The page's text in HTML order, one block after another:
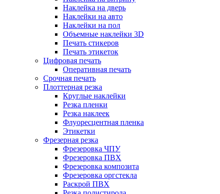
Наклейка на дверь
Наклейки на авто
Наклейки на пол
Объемные наклейки 3D
Печать стикеров
Печать этикеток
Цифровая печать
Оперативная печать
Срочная печать
Плоттерная резка
Круглые наклейки
Резка пленки
Резка наклеек
Флуоресцентная пленка
Этикетки
Фрезерная резка
Фрезеровка ЧПУ
Фрезеровка ПВХ
Фрезеровка композита
Фрезеровка оргстекла
Раскрой ПВХ